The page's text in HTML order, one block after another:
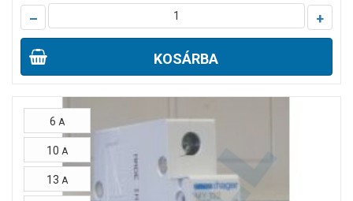
– +
KOSÁRBA
6 A
10 A
13 A